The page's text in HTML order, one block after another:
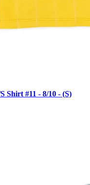
Shirt #11 - 8/10 - (S)